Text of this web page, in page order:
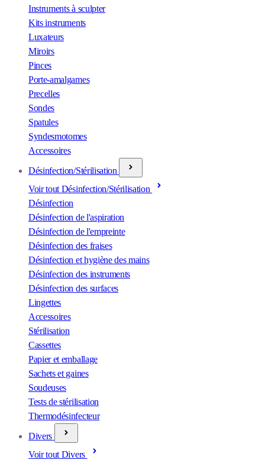
Instruments à sculpter
Kits instruments
Luxateurs
Miroirs
Pinces
Porte-amalgames
Precelles
Sondes
Spatules
Syndesmotomes
Accessoires
Désinfection/Stérilisation
Voir tout Désinfection/Stérilisation
Désinfection
Désinfection de l'aspiration
Désinfection de l'empreinte
Désinfection des fraises
Désinfection et hygiène des mains
Désinfection des instruments
Désinfection des surfaces
Lingettes
Accessoires
Stérilisation
Cassettes
Papier et emballage
Sachets et gaines
Soudeuses
Tests de stérilisation
Thermodésinfecteur
Divers
Voir tout Divers